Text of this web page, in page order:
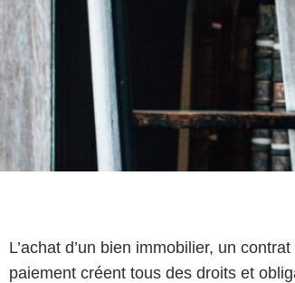
L’achat d’un bien immobilier, un
paiement créent tous des droits et